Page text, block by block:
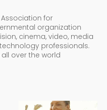
for
organization
cinema, video, media
professionals.
over the world